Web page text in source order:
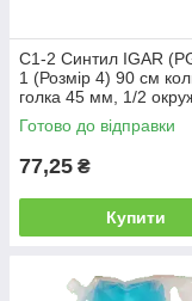
С1-2 Синтил IGAR
1 (Розмір 4) 90 см
голка 45 мм, 1/2
Готово до відправки
77,25 ₴
Купити